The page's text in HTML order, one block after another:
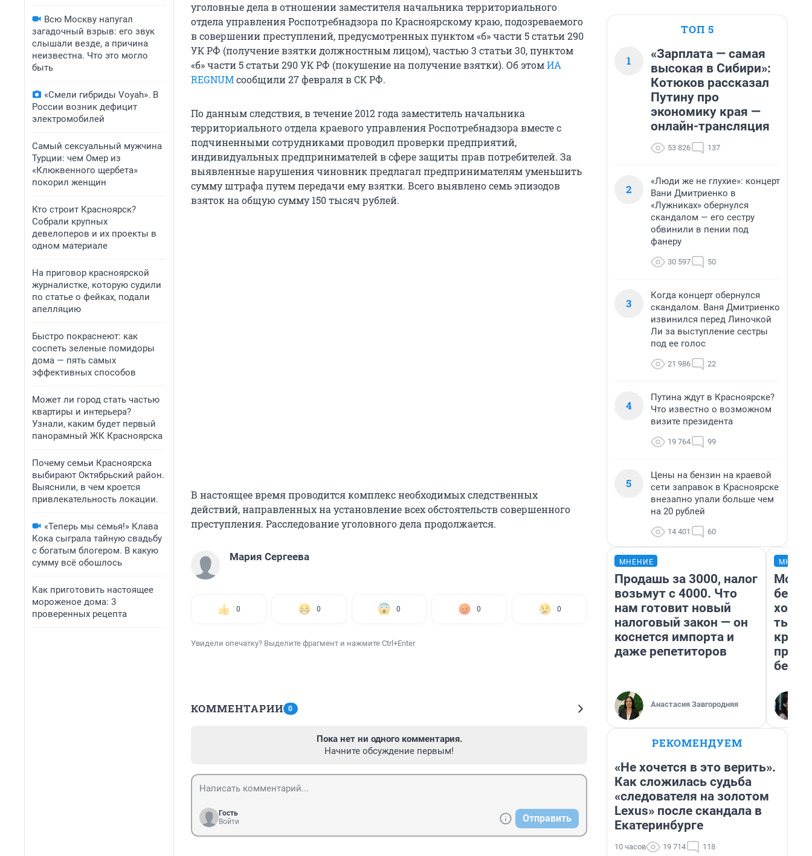
Всю Москву напугал
загадочный взрыв: его звук
слышали везде, а причина
неизвестна. Что это могло
быть
«Смели гибриды Voyah». В
России возник дефицит
электромобилей
Самый сексуальный мужчина
Турции: чем Омер из
«Клюквенного щербета»
покорил женщин
Кто строит Красноярск?
Собрали крупных
девелоперов и их проекты в
одном материале
На приговор красноярской
журналистке, которую судили
по статье о фейках, подали
апелляцию
Быстро покраснеют: как
соспеть зеленые помидоры
дома — пять самых
эффективных способов
Может ли город стать частью
квартиры и интерьера?
Узнали, каким будет первый
панорамный ЖК Красноярска
Почему семьи Красноярска
выбирают Октябрьский район.
Выяснили, в чем кроется
привлекательность локации.
«Теперь мы семья!» Клава
Кока сыграла тайную свадьбу
с богатым блогером. В какую
сумму всё обошлось
Как приготовить настоящее
мороженое дома: 3
проверенных рецепта
уголовные дела в отношении заместителя начальника территориального
отдела управления Роспотребнадзора по Красноярскому краю, подозреваемого
в совершении преступлений, предусмотренных пунктом «б» части 5 статьи 290
УК РФ (получение взятки должностным лицом), частью 3 статьи 30, пунктом
«б» части 5 статьи 290 УК РФ (покушение на получение взятки). Об этомИА
REGNUMсообщили 27 февраля в СК РФ.
По данным следствия, в течение 2012 года заместитель начальника
территориального отдела краевого управления Роспотребнадзора вместе с
подчиненными сотрудниками проводил проверки предприятий,
индивидуальных предпринимателей в сфере защиты прав потребителей. За
выявленные нарушения чиновник предлагал предпринимателям уменьшить
сумму штрафа путем передачи ему взятки. Всего выявлено семь эпизодов
взяток на общую сумму 150 тысяч рублей.
В настоящее время проводится комплекс необходимых следственных
действий, направленных на установление всех обстоятельств совершенного
преступления. Расследование уголовного дела продолжается.
Мария Сергеева
0 0 0 0 0
Увидели опечатку? Выделите фрагмент и нажмите Ctrl+Enter
КОММЕНТАРИИ 0
Пока нет ни одного комментария.
Начните обсуждение первым!
Гость
Войти
Отправить
ТОП 5
1
«Зарплата — самая
высокая в Сибири»:
Котюков рассказал
Путину про
экономику края —
онлайн-трансляция
53 826 137
2
«Люди же не глухие»: концерт
Вани Дмитриенко в
«Лужниках» обернулся
скандалом — его сестру
обвинили в пении под
фанеру
30 597 50
3
Когда концерт обернулся
скандалом. Ваня Дмитриенко
извинился перед Линочкой
Ли за выступление сестры
под ее голос
21 986 22
4
Путина ждут в Красноярске?
Что известно о возможном
визите президента
19 764 99
5
Цены на бензин на краевой
сети заправок в Красноярске
внезапно упали больше чем
на 20 рублей
14 401 60
МНЕНИЕ
Продашь за 3000, налог
возьмут с 4000. Что
нам готовит новый
налоговый закон — он
коснется импорта и
даже репетиторов
Анастасия Завгородняя
Мой
РЕКОМЕНДУЕМ
«Не хочется в это верить».
Как сложилась судьба
«следователя на золотом
Lexus» после скандала в
Екатеринбурге
10 часов 19 714 118